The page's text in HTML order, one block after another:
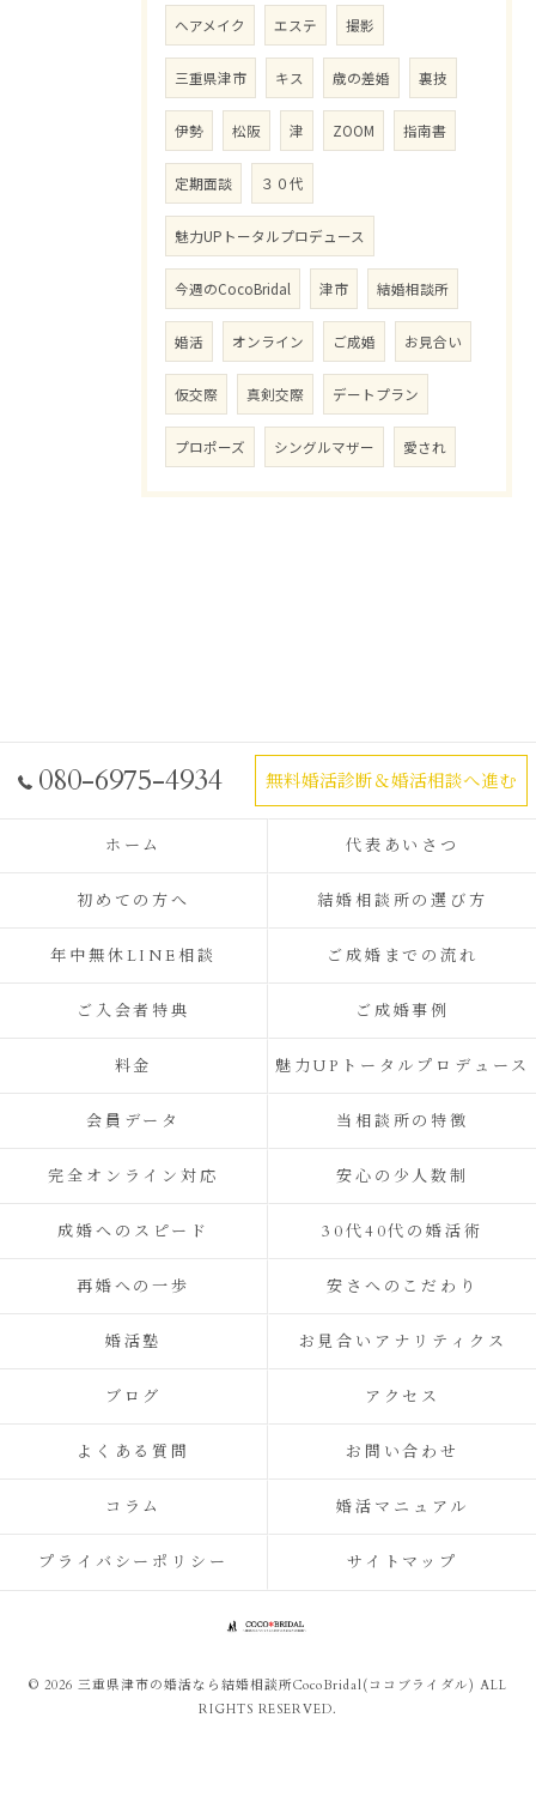
ヘアメイク エステ 撮影
三重県津市 キス 歳の差婚 裏技
伊勢 松阪 津 ZOOM 指南書
定期面談 ３０代
魅力UPトータルプロデュース
今週のCocoBridal 津市 結婚相談所
婚活 オンライン ご成婚 お見合い
仮交際 真剣交際 デートプラン
プロポーズ シングルマザー 愛され
080-6975-4934 無料婚活診断＆婚活相談へ進む
ホーム 代表あいさつ
初めての方へ 結婚相談所の選び方
年中無休LINE相談 ご成婚までの流れ
ご入会者特典 ご成婚事例
料金 魅力UPトータルプロデュース
会員データ 当相談所の特徴
完全オンライン対応 安心の少人数制
成婚へのスピード 30代40代の婚活術
再婚への一歩 安さへのこだわり
婚活塾 お見合いアナリティクス
ブログ アクセス
よくある質問 お問い合わせ
コラム 婚活マニュアル
プライバシーポリシー サイトマップ
© 2026 三重県津市の婚活なら結婚相談所CocoBridal(ココブライダル) ALL
RIGHTS RESERVED.